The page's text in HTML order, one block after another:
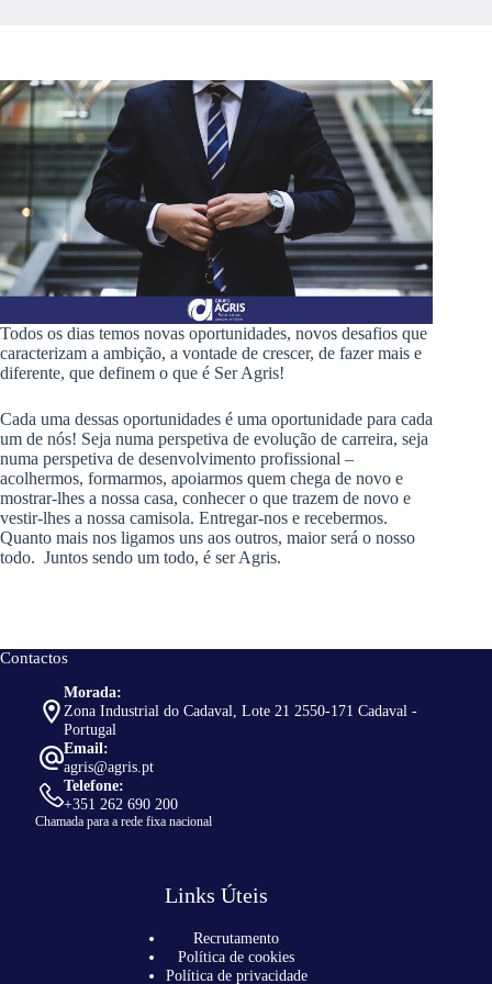
Todos os dias temos novas oportunidades, novos desafios que
caracterizam a ambição, a vontade de crescer, de fazer mais e
diferente, que definem o que é Ser Agris!
Cada uma dessas oportunidades é uma oportunidade para cada
um de nós! Seja numa perspetiva de evolução de carreira, seja
numa perspetiva de desenvolvimento profissional –
acolhermos, formarmos, apoiarmos quem chega de novo e
mostrar-lhes a nossa casa, conhecer o que trazem de novo e
vestir-lhes a nossa camisola. Entregar-nos e recebermos.
Quanto mais nos ligamos uns aos outros, maior será o nosso
todo. Juntos sendo um todo, é ser Agris.
Contactos
Morada:
Zona Industrial do Cadaval, Lote 21 2550-171 Cadaval -
Portugal
Email:
agris@agris.pt
Telefone:
+351 262 690 200
Chamada para a rede fixa nacional
Links Úteis
Recrutamento
Política de cookies
Política de privacidade